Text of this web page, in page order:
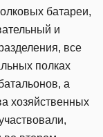
батареи,
и
все
полках
а
хозяйственных